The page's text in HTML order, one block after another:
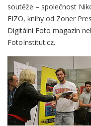
soutěže – společnost
EIZO, knihy od Zoner
Digitální Foto magazín
FotoInstitut.cz.